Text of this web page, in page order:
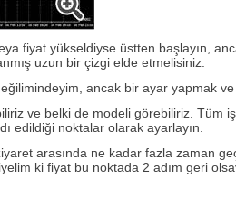
fiyat yükseldiyse üstten başlayın,
uzun bir çizgi elde etmelisiniz.
ancak bir ayar yapmak ve
ve belki de modeli görebiliriz.
edildiği noktalar olarak ayarlayın.
arasında ne kadar fazla zaman
ki fiyat bu noktada 2 adım geri